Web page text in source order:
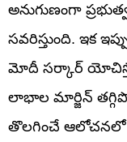
అనుగుణంగా
సవరిస్తుంది. ఇక
మోదీ సర్కార్
లాభాల మార్జిన్
తొలగించే ఆలోచనలో